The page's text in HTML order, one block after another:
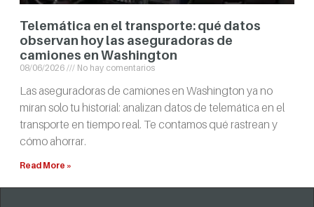
Telemática en el transporte: qué datos
observan hoy las aseguradoras de
camiones en Washington
08/06/2026 No hay comentarios
Las aseguradoras de camiones en Washington ya no
miran solo tu historial: analizan datos de telemática en el
transporte en tiempo real. Te contamos qué rastrean y
cómo ahorrar.
Read More »